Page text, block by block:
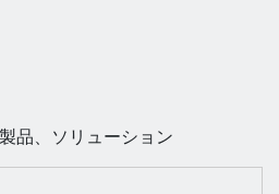
品、ソリューション